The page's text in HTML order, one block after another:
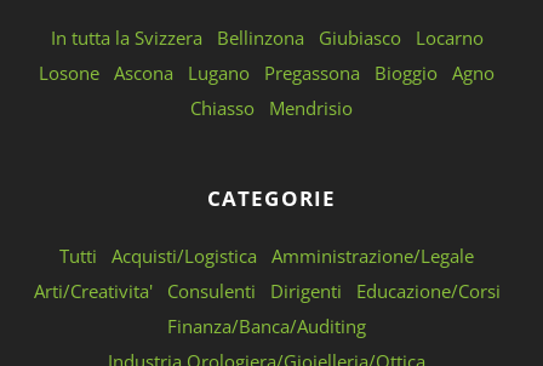
In tutta la Svizzera Bellinzona Giubiasco
Locarno
Losone Ascona Lugano Pregassona Bioggio Agno
Chiasso
Mendrisio
CATEGORIE
Tutti Acquisti/Logistica
Amministrazione/Legale
Arti/Creativita'
Consulenti Dirigenti
Educazione/Corsi
Finanza/Banca/Auditing
Industria Orologiera/Gioielleria/Ottica